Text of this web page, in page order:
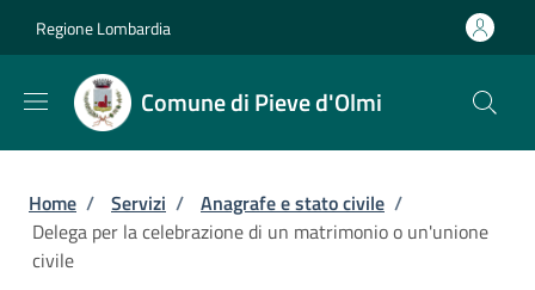
Regione Lombardia
Comune di Pieve d'Olmi
Briciole di pane
Home / Servizi / Anagrafe e stato civile /
Delega per la celebrazione di un matrimonio o un'unione
civile